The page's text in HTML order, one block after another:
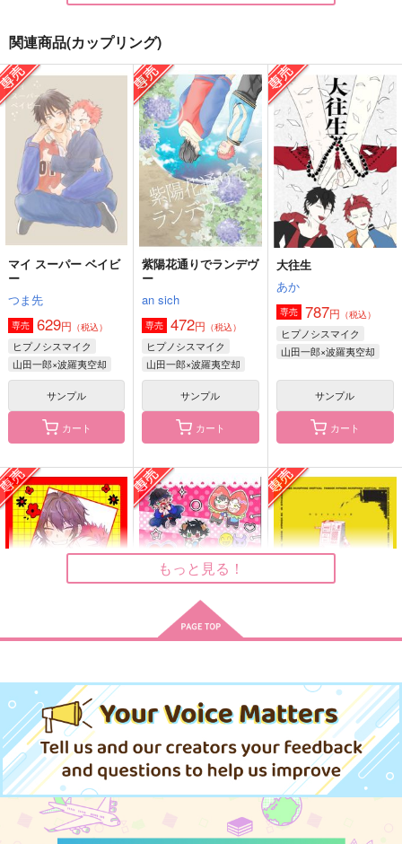
IchiKu Game Palody
はぴぴ教
1,257円（税込）
山田一郎×波羅夷空却
サンプル
作品詳細
吾輩は猫である
BUSUKOPAN
472円（税込）
白膠木簓×波羅夷空却
サンプル
作品詳細
ラノベじゃねぇか！
はぴぴ教
629円（税込）
山田一郎×波羅夷空却
サンプル
作品詳細
まだ
VAYOEPI
707円（税込）
波羅夷空却
サンプル
LOTUS
okura
1,572円（税込）
波羅夷空却受け
サンプル
作品詳細
愛で地球を救
え!!!!!!!!!!!!!!!!!!
ねごと
787円（税込）
山田一郎×波羅夷空却
サンプル
関連商品(カップリング)
マイ スーパー ベイビ
ー
つま先
専売 629円 （税込）
ヒプノシスマイク
山田一郎×波羅夷空却
サンプル
カート
紫陽花通りでランデヴ
ー
an sich
専売 472円 （税込）
ヒプノシスマイク
山田一郎×波羅夷空却
サンプル
カート
大往生
あか
専売 787円 （税込）
ヒプノシスマイク
山田一郎×波羅夷空却
サンプル
カート
はぴぴ教
専売 1,257 円（税込）
ヒプノシスマイク
山田一郎×波羅夷空却
サンプル
カート
はぴぴ教
専売 1,572円（税込）
山田一郎×波羅夷空却
HIPNU
専売 629円（税込）
ヒプノシスマイク
山田一郎×波羅夷空却
サンプル
もっと見る！